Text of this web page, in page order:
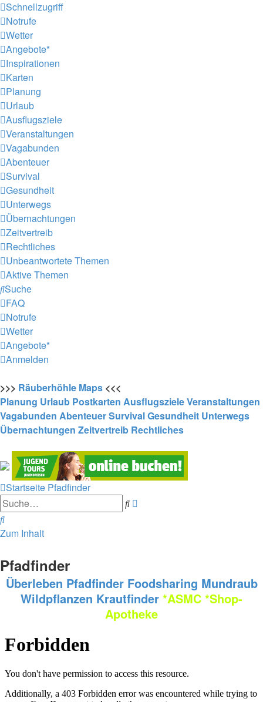
Schnellzugriff
Notrufe
Wetter
Angebote*
Inspirationen
Karten
Planung
Urlaub
Ausflugsziele
Veranstaltungen
Vagabunden
Abenteuer
Survival
Gesundheit
Unterwegs
Übernachtungen
Zeitvertreib
Rechtliches
Unbeantwortete Themen
Aktive Themen
Suche
FAQ
Notrufe
Wetter
Angebote*
Anmelden
>>> Räuberhöhle Maps <<<
Planung Urlaub Postkarten AusflugszieleVeranstaltungen
Vagabunden AbenteuerSurvivalGesundheit Unterwegs
Übernachtungen Zeitvertreib Rechtliches
Startseite Pfadfinder
Suche
Suche
Zum Inhalt
Pfadfinder
Überleben Pfadfinder Foodsharing Mundraub
Wildpflanzen Krautfinder *ASMC *Shop-
Apotheke